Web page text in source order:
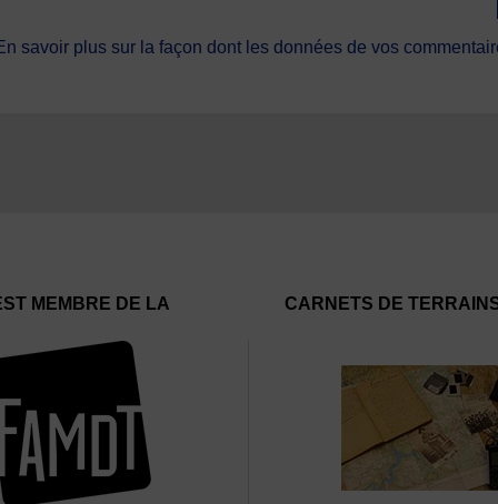
savoir plus sur la façon dont les données de vos
MEMBRE DE LA CARNETS DE